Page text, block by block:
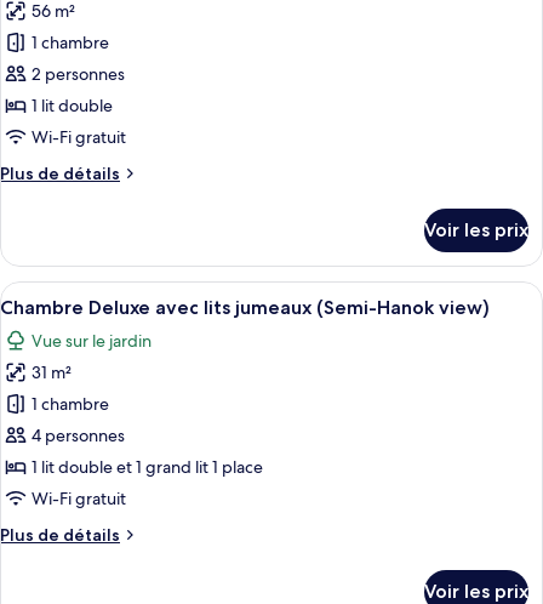
Twin
Room
(City
View)
photos
pour
ce
type
de
chambre :
Suite
(City
View)
56 m²
1 chambre
2 personnes
1 lit double
Wi-Fi gratuit
Plus de détails
Plus
le
type
de
Suite
Double
Room
(City
View)
Voir les prix
Afficher
toutes
les
photos
pour
ce
type
de
chambre :
Chambre
Une chambre d’hôtel avec deux
6
Chambre Deluxe avec lits jumeaux (Semi-Hanok view)
Vue sur le jardin
31 m²
1 chambre
4 personnes
1 lit double et 1 grand lit 1 place
Wi-Fi gratuit
Plus de détails
Plus
Voir les prix